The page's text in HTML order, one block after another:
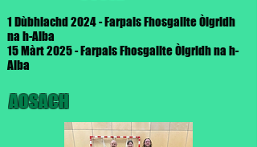
1 Dùbhlachd 2024 - Farpais Fhosgailte Òigridh
na h-Alba
15 Màrt 2025 - Farpais Fhosgailte Òigridh na h-
Alba
AOSACH